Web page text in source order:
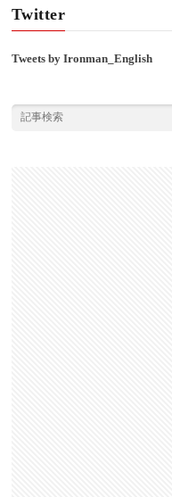
Twitter
Tweets by Ironman_English